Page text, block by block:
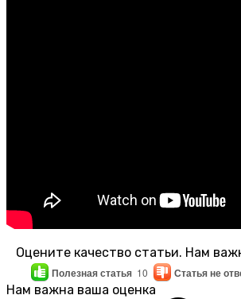
Оцените качество статьи. Нам
Полезная статья 10 Статья не
Нам важна ваша оценка